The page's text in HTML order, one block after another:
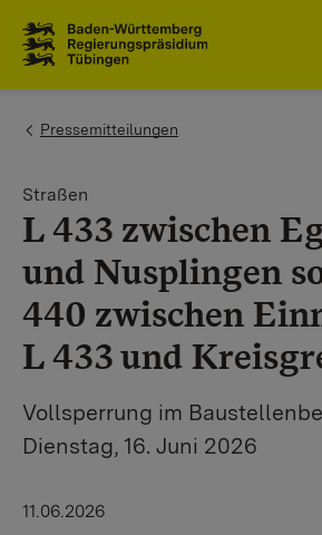
You are here:
Pressemitteilungen
Straßen
L 433 zwischen
und Nusplingen
440 zwischen
L 433 und
Vollsperrung im
Dienstag, 16. Juni 2026
11.06.2026